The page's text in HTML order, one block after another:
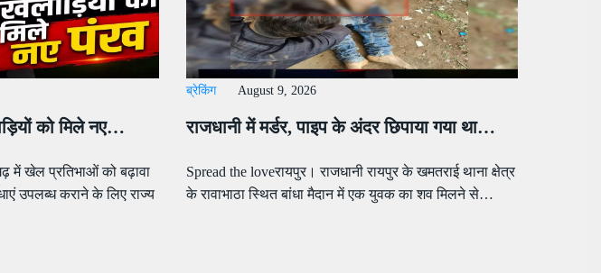
को मिले नए…
में खेल प्रतिभाओं को बढ़ावा
उपलब्ध कराने के लिए राज्य
ब्रेकिंग August 9, 2026
राजधानी में मर्डर, पाइप के अंदर छिपाया गया था…
Spread the loveरायपुर। राजधानी रायपुर के खमतराई थाना क्षेत्र
के रावाभाठा स्थित बांधा मैदान में एक युवक का शव मिलने से…